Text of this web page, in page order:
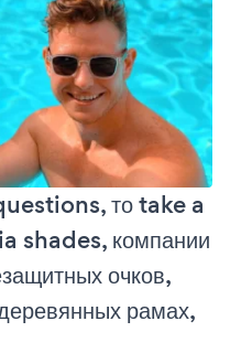
то take a
shades, компании
очков,
рамах,